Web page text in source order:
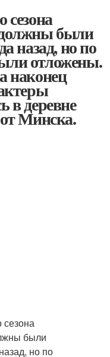
сезона
были
назад, но по
отложены.
наконец
в деревне
Минска.